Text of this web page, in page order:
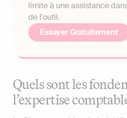
limite à une assistance
de l'outil.
Essayer Gratuitement
Quels sont les
l’expertise